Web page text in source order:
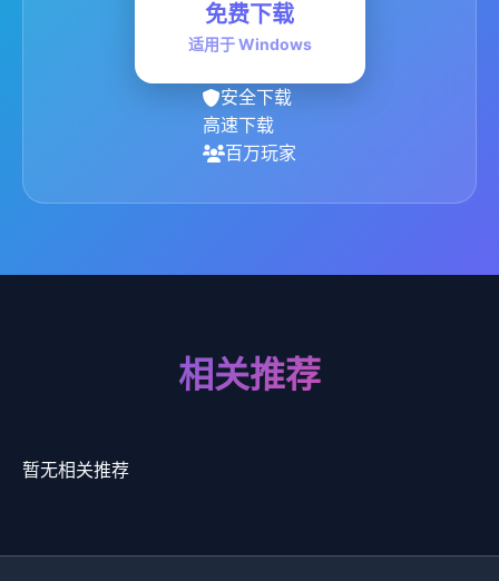
免费下载
适用于 Windows
安全下载
高速下载
百万玩家
相关推荐
暂无相关推荐